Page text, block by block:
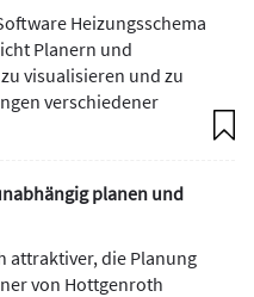
Heizungsschema
Planern und
visualisieren und zu
verschiedener
planen und
attraktiver, die Planung
von Hottgenroth